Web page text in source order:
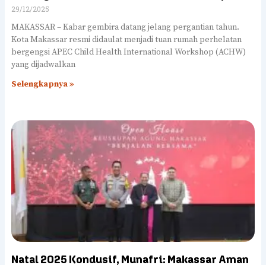
29/12/2025
MAKASSAR – Kabar gembira datang jelang pergantian tahun.
Kota Makassar resmi didaulat menjadi tuan rumah perhelatan
bergengsi APEC Child Health International Workshop (ACHW)
yang dijadwalkan
Selengkapnya »
Natal 2025 Kondusif, Munafri: Makassar Aman